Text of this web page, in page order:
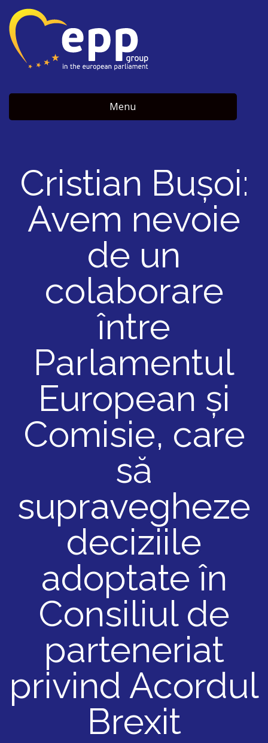
Menu
Cristian Bușoi:
Avem nevoie
de un
colaborare
între
Parlamentul
European și
Comisie, care
să
supravegheze
deciziile
adoptate în
Consiliul de
parteneriat
privind Acordul
Brexit